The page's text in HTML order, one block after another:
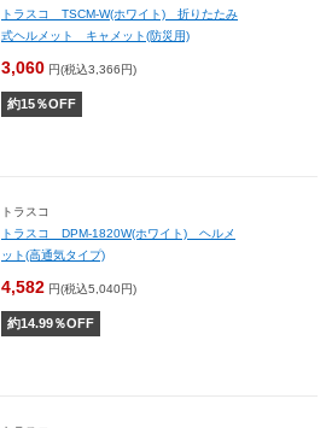
トラスコ TSCM-W(ホワイト) 折りたたみ
式ヘルメット キャメット(防災用)
3,060 円(税込3,366円)
約15％OFF
トラスコ
トラスコ DPM-1820W(ホワイト) ヘルメ
ット(高通気タイプ)
4,582 円(税込5,040円)
約14.99％OFF